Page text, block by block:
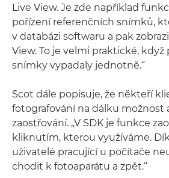
Live View. Je zde například
pořízení referenčních snímků,
v databázi softwaru a pak
View. To je velmi praktické,
snímky vypadaly jednotně.“
Scot dále popisuje, že někteří
fotografování na dálku
zaostřování. „V SDK je funkce
kliknutím, kterou využíváme.
uživatelé pracující u počítače
chodit k fotoaparátu a zpět.“